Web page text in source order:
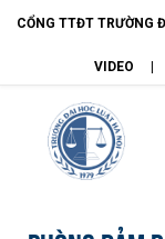
CỔNG TTĐT TRƯỜNG
VIDEO